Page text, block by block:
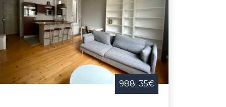
que la Braderie de Lille, la nuit des
aux aînés. Avec son riche réseau
Arts, le Grand Palais, le conservatoire
une maison à vendre dans une ville
988 .35€